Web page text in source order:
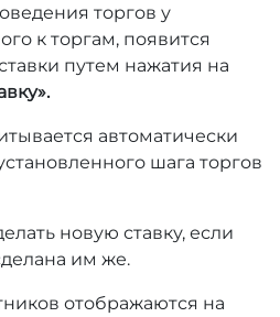
торгов у
к торгам, появится
путем нажатия на
автоматически
шага торгов
новую ставку, если
им же.
отображаются на